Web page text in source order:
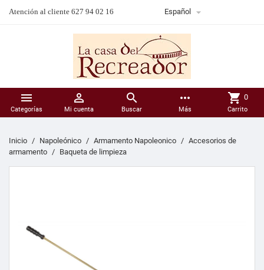
Atención al cliente 627 94 02 16 Español 

Categorías

Mi cuenta

Buscar
more_horiz
Más
shopping_cart 0
Carrito
Inicio Napoleónico Armamento Napoleonico
Accesorios de
armamento
Baqueta de limpieza